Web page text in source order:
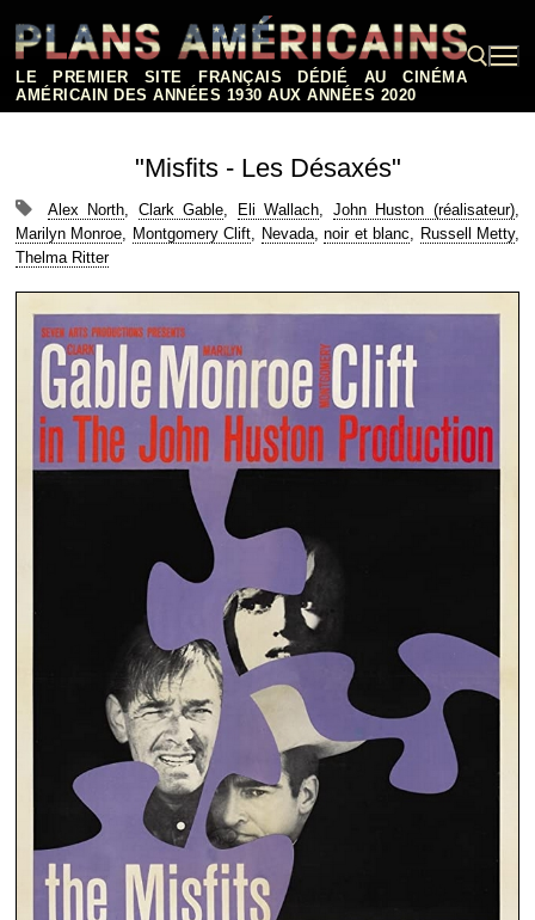
contenu
LE PREMIER SITE FRANÇAIS DÉDIÉ AU CINÉMA
AMÉRICAIN DES ANNÉES 1930 AUX ANNÉES 2020
"Misfits - Les Désaxés"
Alex North, Clark Gable, Eli Wallach, John Huston (réalisateur),
Marilyn Monroe, Montgomery Clift, Nevada,noir et blanc, Russell Metty,
Thelma Ritter